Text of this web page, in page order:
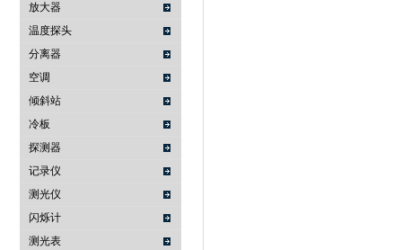
武汉提沃克科技有限公司
放大器
温度探头
分离器
空调
倾斜站
冷板
探测器
记录仪
测光仪
闪烁计
测光表